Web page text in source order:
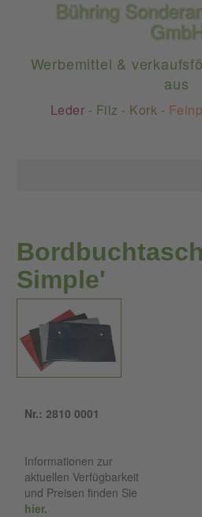
Bühring
Werbemittel &
aus
Leder - Filz - Kork -
Simple'
Nr.: 2810 0001
Informationen zur
aktuellen Verfügbarkeit
und Preisen finden Sie
hier.